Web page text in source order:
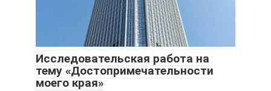
Исследовательская работа на
тему «Достопримечательности
моего края»